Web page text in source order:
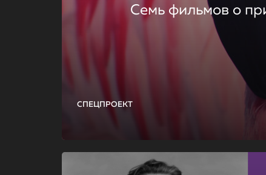
СПЕЦПРОЕКТ
Семь фильмов о